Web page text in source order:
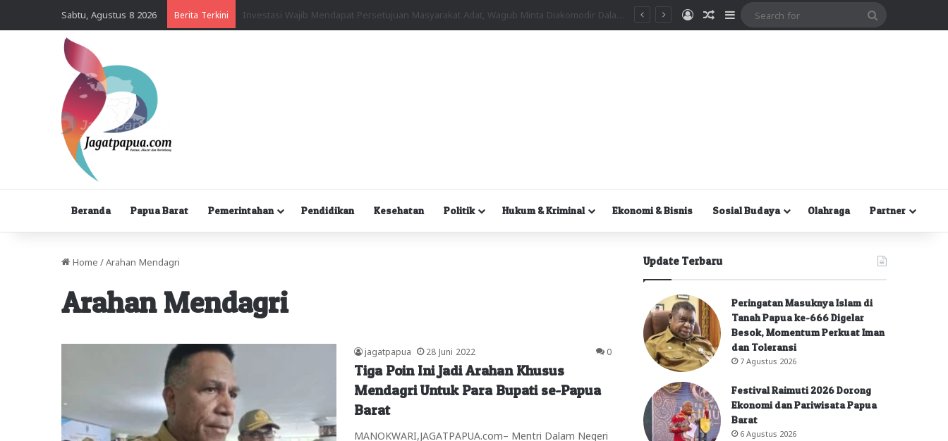
Sabtu, Agustus 8 2026 Berita Terkini MasukRandom Article
Sidebar
Beranda Papua Barat Pemerintahan Pendidikan Kesehatan Politik Hukum & Kriminal Ekonomi & Bisnis Sosial Budaya Olahraga Partner
Home / Arahan Mendagri
Arahan Mendagri
jagatpapua 28 Juni 2022 0
Tiga Poin Ini Jadi Arahan Khusus
Mendagri Untuk Para Bupati se-Papua
Barat
MANOKWARI,JAGATPAPUA.com– Mentri Dalam Negeri
Update Terbaru
Peringatan Masuknya Islam di
Tanah Papua ke-666 Digelar
Besok, Momentum Perkuat Iman
dan Toleransi
7 Agustus 2026
Festival Raimuti 2026 Dorong
Ekonomi dan Pariwisata Papua
Barat
6 Agustus 2026